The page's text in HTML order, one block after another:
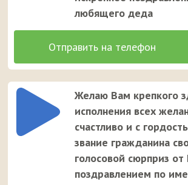
любящего деда
Желаю Вам крепкого
исполнения всех
счастливо и с
звание гражданина
голосовой сюрприз
поздравлением по